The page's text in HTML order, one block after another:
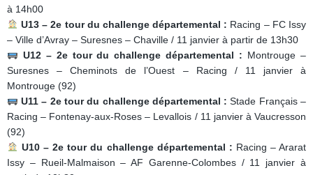
à 14h00
U13 – 2e tour du challenge départemental : Racing – FC Issy
– Ville d’Avray – Suresnes – Chaville / 11 janvier à partir de 13h30
U12 – 2e tour du challenge départemental : Montrouge –
Suresnes – Cheminots de l’Ouest – Racing / 11 janvier à
Montrouge (92)
U11 – 2e tour du challenge départemental : Stade Français –
Racing – Fontenay-aux-Roses – Levallois / 11 janvier à Vaucresson
(92)
U10 – 2e tour du challenge départemental : Racing – Ararat
Issy – Rueil-Malmaison – AF Garenne-Colombes / 11 janvier à